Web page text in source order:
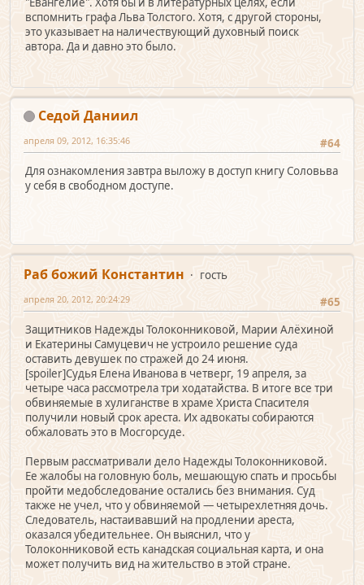
вспомнить графа Льва Толстого. Хотя, с другой стороны,
это указывает на наличествующий духовный поиск
автора. Да и давно это было.
Седой Даниил
#64
апреля 09, 2012, 16:35:46
Для ознакомления завтра выложу в доступ книгу Соловьва
у себя в свободном доступе.
Раб божий Константин
гость
#65
апреля 20, 2012, 20:24:29
Защитников Надежды Толоконниковой, Марии Алёхиной
и Екатерины Самуцевич не устроило решение суда
оставить девушек по стражей до 24 июня.
[spoiler]Судья Елена Иванова в четверг, 19 апреля, за
четыре часа рассмотрела три ходатайства. В итоге все три
обвиняемые в хулиганстве в храме Христа Спасителя
получили новый срок ареста. Их адвокаты собираются
обжаловать это в Мосгорсуде.
Первым рассматривали дело Надежды Толоконниковой.
Ее жалобы на головную боль, мешающую спать и просьбы
пройти медобследование остались без внимания. Суд
также не учел, что у обвиняемой — четырехлетняя дочь.
Следователь, настаивавший на продлении ареста,
оказался убедительнее. Он выяснил, что у
Толоконниковой есть канадская социальная карта, и она
может получить вид на жительство в этой стране.